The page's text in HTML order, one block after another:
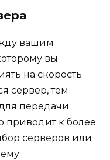
вашим
вы
на скорость
сервер, тем
передачи
приводит к более
серверов или